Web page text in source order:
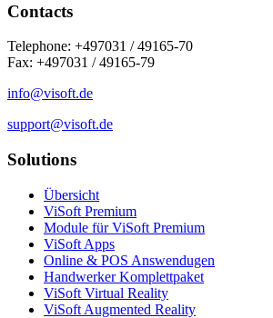
Contacts
Telephone: +497031 / 49165-70
Fax: +497031 / 49165-79
info@visoft.de
support@visoft.de
Solutions
Übersicht
ViSoft Premium
Module für ViSoft Premium
ViSoft Apps
Online & POS Answendugen
Handwerker Komplettpaket
ViSoft Virtual Reality
ViSoft Augmented Reality